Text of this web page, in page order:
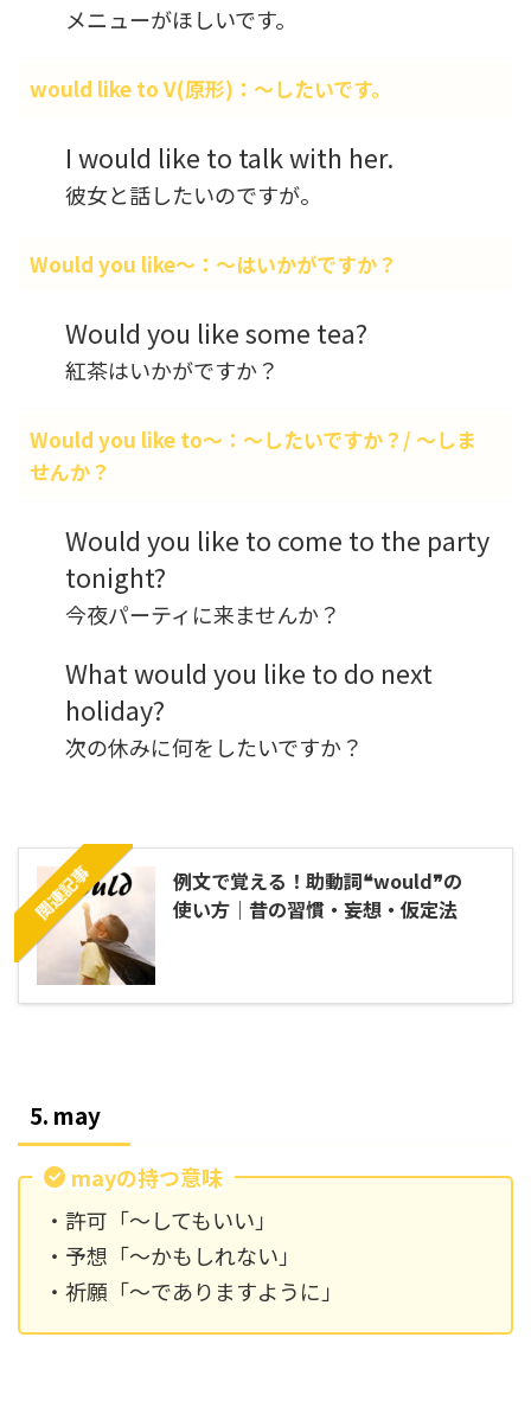
メニューがほしいです。
would like to V(原形)：～したいです。
I would like to talk with her.
彼女と話したいのですが。
Would you like～：～はいかがですか？
Would you like some tea?
紅茶はいかがですか？
Would you like to～：～したいですか？/ ～しま
せんか？
Would you like to come to the party
tonight?
今夜パーティに来ませんか？
What would you like to do next
holiday?
次の休みに何をしたいですか？
関連記事
例文で覚える！助動詞❝would❞の
使い方｜昔の習慣・妄想・仮定法
5. may
mayの持つ意味
・許可「～してもいい」
・予想「～かもしれない」
・祈願「～でありますように」